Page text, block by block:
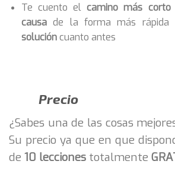
Te cuento elcamino más corto
causade la forma más rápida
solucióncuanto antes
Precio
¿Sabes una de las cosas
Su precio ya que en que
de 10 lecciones totalmente